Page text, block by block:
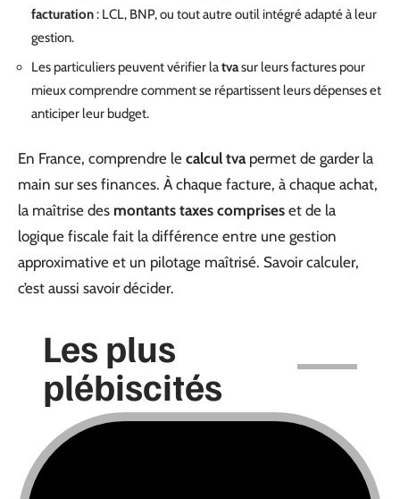
facturation: LCL, BNP, ou tout autre outil intégré adapté à leur
gestion.
Les particuliers peuvent vérifier latvasur leurs factures pour
mieux comprendre comment se répartissent leurs dépenses et
anticiper leur budget.
En France, comprendre le calcul tvapermet de garder la
main sur ses finances. À chaque facture, à chaque achat,
la maîtrise des montants taxes comprises et de la
logique fiscale fait la différence entre une gestion
approximative et un pilotage maîtrisé. Savoir calculer,
c’est aussi savoir décider.
Les plus
plébiscités